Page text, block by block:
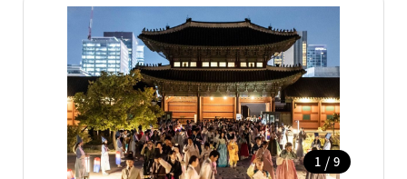
1 / 9